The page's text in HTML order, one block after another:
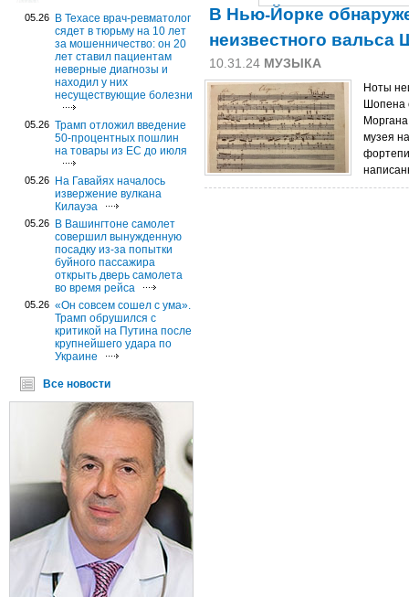
05.26
В Техасе врач-ревматолог
сядет в тюрьму на 10 лет
за мошенничество: он 20
лет ставил пациентам
неверные диагнозы и
находил у них
несуществующие болезни
05.26 Трамп отложил введение
50-процентных пошлин
на товары из ЕС до июля
05.26
На Гавайях началось
извержение вулкана
Килауэа
05.26
В Вашингтоне самолет
совершил вынужденную
посадку из-за попытки
буйного пассажира
открыть дверь самолета
во время рейса
05.26 «Он совсем сошел с ума».
Трамп обрушился с
критикой на Путина после
крупнейшего удара по
Украине
Все новости
В Нью-Йорке
неизвестного вальса
10.31.24 МУЗЫКА
Ноты
Шопена
музея